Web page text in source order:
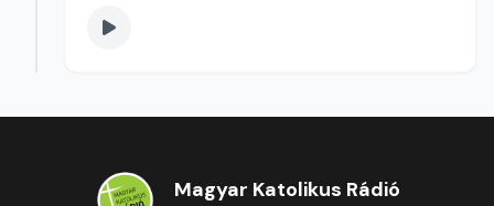
Magyar Katolikus Rádió